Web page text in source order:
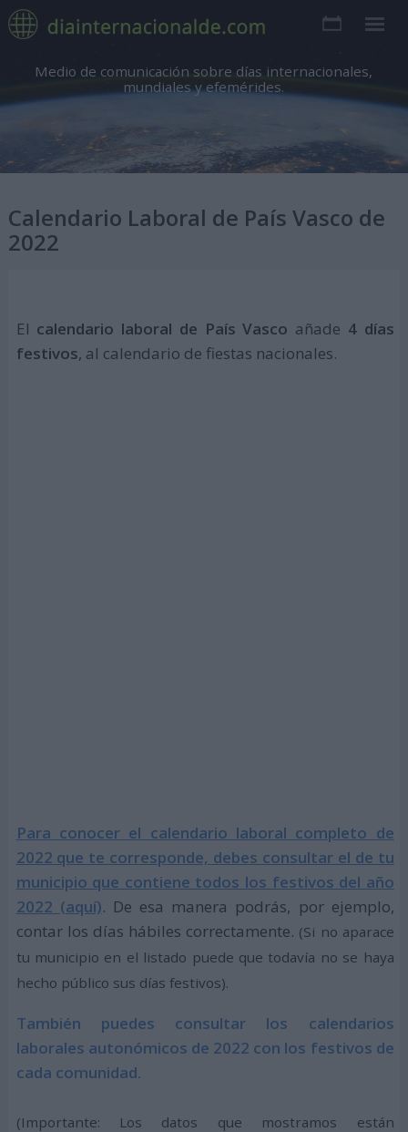
Medio de comunicación sobre días internacionales,
mundiales y efemérides.
Calendario Laboral de País Vasco de
2022
El calendario laboral de País Vasco añade 4 días
festivos, al calendario de fiestas nacionales.
Para conocer el calendario laboral completo de
2022 que te corresponde, debes consultar el de tu
municipio que contiene todos los festivos del año
2022 (aquí). De esa manera podrás, por ejemplo,
contar los días hábiles correctamente. (Si no aparace
tu municipio en el listado puede que todavía no se haya
hecho público sus días festivos).
También puedes consultar los calendarios
laborales autonómicos de 2022 con los festivos de
cada comunidad.
(Importante: Los datos que mostramos están